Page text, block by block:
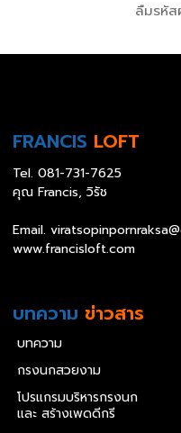
ลืมรหัส
FRANCIS LOFT
Tel. 081-731-7625
คุณ Francis, วิรัช
Email.
www.francisloft.com
บทความ ข่าวสาร
บทความ
กรงนกสวยงาม
โปรแกรมบริหารกรงนก
และ สร้างเพดดีกรี